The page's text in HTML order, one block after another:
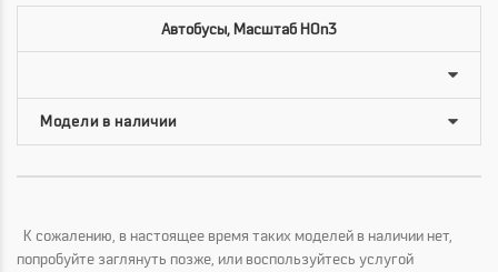
Автобусы, Масштаб HOn3
К сожалению, в настоящее время таких моделей в наличии нет,
попробуйте заглянуть позже, или воспользуйтесь услугой